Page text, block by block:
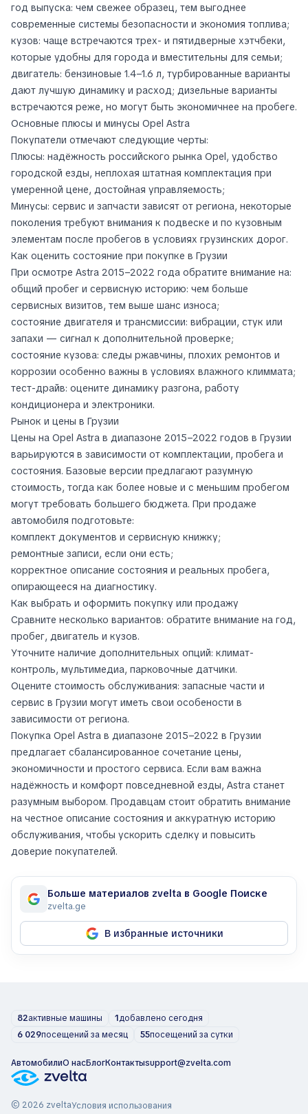
год выпуска: чем свежее образец, тем выгоднее
современные системы безопасности и экономия топлива;
кузов: чаще встречаются трех- и пятидверные хэтчбеки,
которые удобны для города и вместительны для семьи;
двигатель: бензиновые 1.4–1.6 л, турбированные варианты
дают лучшую динамику и расход; дизельные варианты
встречаются реже, но могут быть экономичнее на пробеге.
Основные плюсы и минусы Opel Astra
Покупатели отмечают следующие черты:
Плюсы: надёжность российского рынка Opel, удобство
городской езды, неплохая штатная комплектация при
умеренной цене, достойная управляемость;
Минусы: сервис и запчасти зависят от региона, некоторые
поколения требуют внимания к подвеске и по кузовным
элементам после пробегов в условиях грузинских дорог.
Как оценить состояние при покупке в Грузии
При осмотре Astra 2015–2022 года обратите внимание на:
общий пробег и сервисную историю: чем больше
сервисных визитов, тем выше шанс износа;
состояние двигателя и трансмиссии: вибрации, стук или
запахи — сигнал к дополнительной проверке;
состояние кузова: следы ржавчины, плохих ремонтов и
коррозии особенно важны в условиях влажного климмата;
тест-драйв: оцените динамику разгона, работу
кондиционера и электроники.
Рынок и цены в Грузии
Цены на Opel Astra в диапазоне 2015–2022 годов в Грузии
варьируются в зависимости от комплектации, пробега и
состояния. Базовые версии предлагают разумную
стоимость, тогда как более новые и с меньшим пробегом
могут требовать большего бюджета. При продаже
автомобиля подготовьте:
комплект документов и сервисную книжку;
ремонтные записи, если они есть;
корректное описание состояния и реальных пробега,
опирающееся на диагностику.
Как выбрать и оформить покупку или продажу
Сравните несколько вариантов: обратите внимание на год,
пробег, двигатель и кузов.
Уточните наличие дополнительных опций: климат-
контроль, мультимедиа, парковочные датчики.
Оцените стоимость обслуживания: запасные части и
сервис в Грузии могут иметь свои особености в
зависимости от региона.
Покупка Opel Astra в диапазоне 2015–2022 в Грузии
предлагает сбалансированное сочетание цены,
экономичности и простого сервиса. Если вам важна
надёжность и комфорт повседневной езды, Astra станет
разумным выбором. Продавцам стоит обратить внимание
на честное описание состояния и аккуратную историю
обслуживания, чтобы ускорить сделку и повысить
доверие покупателей.
Больше материалов zvelta в Google Поиске
zvelta.ge
В избранные источники
82активные машины 1добавлено сегодня
6 029посещений за месяц 55посещений за сутки
АвтомобилиО насБлогКонтактыsupport@zvelta.com
© 2026 zveltaУсловия использования